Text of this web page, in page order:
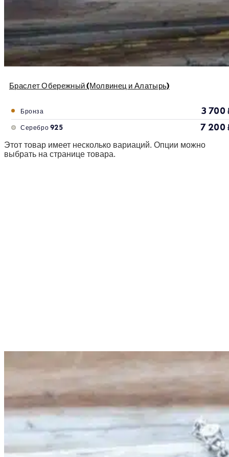
Браслет Обережный (Молвинец и Алатырь)
Бронза 3 700
Серебро 925 7 200
Этот товар имеет несколько вариаций. Опции можно
выбрать на странице товара.